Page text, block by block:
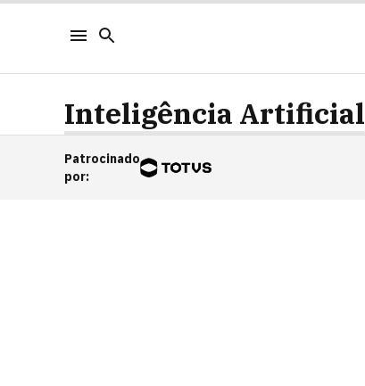
Inteligência Artificial
Patrocinado
por: